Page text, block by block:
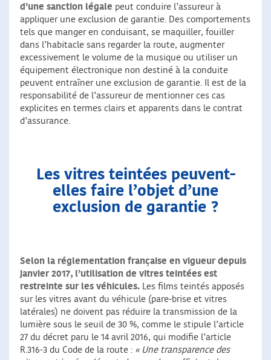
d’une sanction légale peut conduire l’assureur à
appliquer une exclusion de garantie. Des comportements
tels que manger en conduisant, se maquiller, fouiller
dans l’habitacle sans regarder la route, augmenter
excessivement le volume de la musique ou utiliser un
équipement électronique non destiné à la conduite
peuvent entraîner une exclusion de garantie. Il est de la
responsabilité de l’assureur de mentionner ces cas
explicites en termes clairs et apparents dans le contrat
d’assurance.
Les vitres teintées peuvent-
elles faire l’objet d’une
exclusion de garantie ?
Selon la réglementation française en vigueur depuis
janvier 2017, l’utilisation de vitres teintées est
restreinte sur les véhicules. Les films teintés apposés
sur les vitres avant du véhicule (pare-brise et vitres
latérales) ne doivent pas réduire la transmission de la
lumière sous le seuil de 30 %, comme le stipule l’article
27 du décret paru le 14 avril 2016, qui modifie l’article
R.316-3 du Code de la route : « Une transparence des